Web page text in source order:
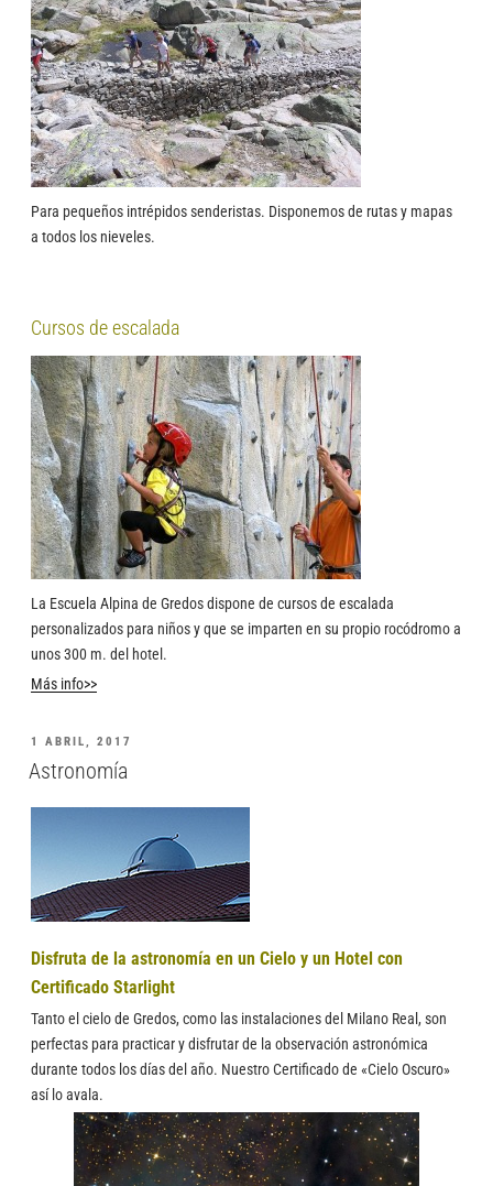
Para pequeños intrépidos senderistas. Disponemos de rutas y mapas
a todos los nieveles.
Cursos de escalada
La Escuela Alpina de Gredos dispone de cursos de escalada
personalizados para niños y que se imparten en su propio rocódromo a
unos 300 m. del hotel.
Más info>>
1 ABRIL, 2017
Astronomía
Disfruta de la astronomía en un Cielo y un Hotel con
Certificado Starlight
Tanto el cielo de Gredos, como las instalaciones del Milano Real, son
perfectas para practicar y disfrutar de la observación astronómica
durante todos los días del año. Nuestro Certificado de «Cielo Oscuro»
así lo avala.